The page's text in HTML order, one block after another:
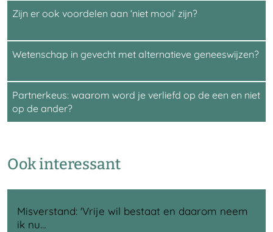
Zijn er ook voordelen aan ‘niet mooi’ zijn?
Wetenschap in gevecht met alternatieve geneeswijzen?
Partnerkeus: waarom word je verliefd op de een en niet
op de ander?
Ook interessant
Misverstand: 'Vrije wil bestaat en daarom neem
ik nu…